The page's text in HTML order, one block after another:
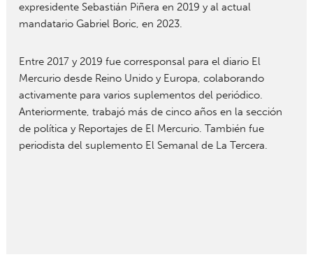
expresidente Sebastián Piñera en 2019 y al actual
mandatario Gabriel Boric, en 2023.
Entre 2017 y 2019 fue corresponsal para el diario El
Mercurio desde Reino Unido y Europa, colaborando
activamente para varios suplementos del periódico.
Anteriormente, trabajó más de cinco años en la sección
de política y Reportajes de El Mercurio. También fue
periodista del suplemento El Semanal de La Tercera.